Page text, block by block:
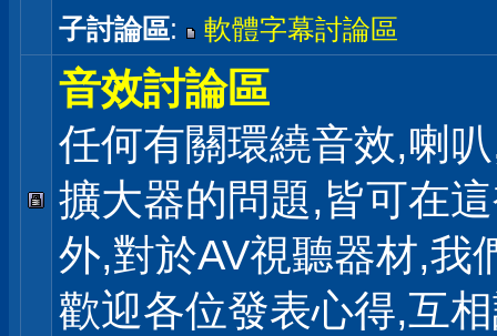
子討論區: 軟體字幕討論區
音效討論區
任何有關環繞音效,喇
擴大器的問題,皆可在
外,對於AV視聽器材,我
歡迎各位發表心得,互